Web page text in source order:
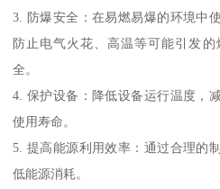
3. 防爆安全：在易燃易爆的环境中
防止电气火花、高温等可能引发
全。
4. 保护设备：降低设备运行温度，
使用寿命。
5. 提高能源利用效率：通过合理的
低能源消耗。